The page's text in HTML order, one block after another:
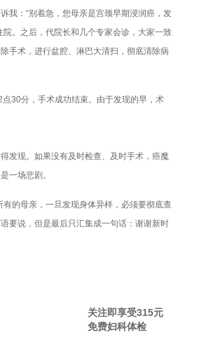
我：“别着急，您母亲是宫颈早期浸润癌，发
。之后，代院长和几个专家会诊，大家一致
手术，进行盆腔、淋巴大清扫，彻底清除病
30分，手术成功结束。由于发现的早，术
发现。如果没有及时检查、及时手术，癌魔
一场悲剧。
的母亲，一旦发现身体异样，必须要彻底查
要说，但是最后只汇集成一句话：谢谢新时
关注即享受315元
免费妇科体检